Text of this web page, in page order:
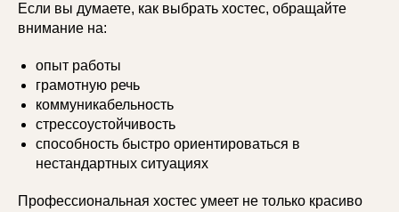
Если вы думаете, как выбрать хостес, обращайте
внимание на:
опыт работы
грамотную речь
коммуникабельность
стрессоустойчивость
способность быстро ориентироваться в
нестандартных ситуациях
Профессиональная хостес умеет не только красиво